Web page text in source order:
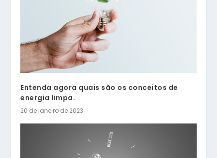
Entenda agora quais são os conceitos de
energia limpa.
20 de janeiro de 2023